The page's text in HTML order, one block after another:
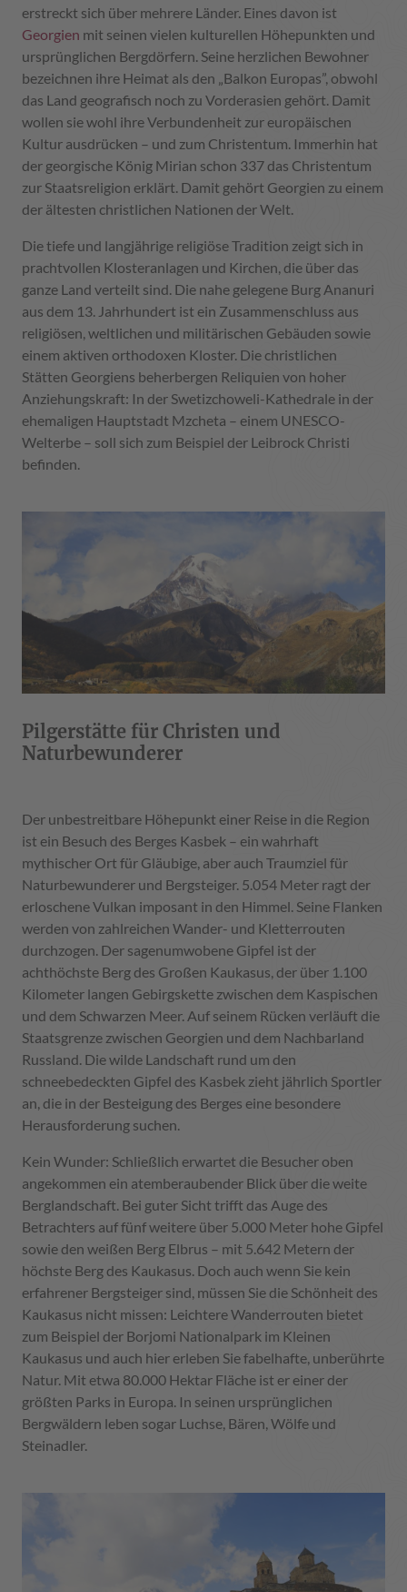
erstreckt sich über mehrere Länder. Eines davon ist
Georgien mit seinen vielen kulturellen Höhepunkten und
ursprünglichen Bergdörfern. Seine herzlichen Bewohner
bezeichnen ihre Heimat als den „Balkon Europas”, obwohl
das Land geografisch noch zu Vorderasien gehört. Damit
wollen sie wohl ihre Verbundenheit zur europäischen
Kultur ausdrücken – und zum Christentum. Immerhin hat
der georgische König Mirian schon 337 das Christentum
zur Staatsreligion erklärt. Damit gehört Georgien zu einem
der ältesten christlichen Nationen der Welt.
Die tiefe und langjährige religiöse Tradition zeigt sich in
prachtvollen Klosteranlagen und Kirchen, die über das
ganze Land verteilt sind. Die nahe gelegene Burg Ananuri
aus dem 13. Jahrhundert ist ein Zusammenschluss aus
religiösen, weltlichen und militärischen Gebäuden sowie
einem aktiven orthodoxen Kloster. Die christlichen
Stätten Georgiens beherbergen Reliquien von hoher
Anziehungskraft: In der Swetizchoweli-Kathedrale in der
ehemaligen Hauptstadt Mzcheta – einem UNESCO-
Welterbe – soll sich zum Beispiel der Leibrock Christi
befinden.
Pilgerstätte für Christen und
Naturbewunderer
Der unbestreitbare Höhepunkt einer Reise in die Region
ist ein Besuch des Berges Kasbek – ein wahrhaft
mythischer Ort für Gläubige, aber auch Traumziel für
Naturbewunderer und Bergsteiger. 5.054 Meter ragt der
erloschene Vulkan imposant in den Himmel. Seine Flanken
werden von zahlreichen Wander- und Kletterrouten
durchzogen. Der sagenumwobene Gipfel ist der
achthöchste Berg des Großen Kaukasus, der über 1.100
Kilometer langen Gebirgskette zwischen dem Kaspischen
und dem Schwarzen Meer. Auf seinem Rücken verläuft die
Staatsgrenze zwischen Georgien und dem Nachbarland
Russland. Die wilde Landschaft rund um den
schneebedeckten Gipfel des Kasbek zieht jährlich Sportler
an, die in der Besteigung des Berges eine besondere
Herausforderung suchen.
Kein Wunder: Schließlich erwartet die Besucher oben
angekommen ein atemberaubender Blick über die weite
Berglandschaft. Bei guter Sicht trifft das Auge des
Betrachters auf fünf weitere über 5.000 Meter hohe Gipfel
sowie den weißen Berg Elbrus – mit 5.642 Metern der
höchste Berg des Kaukasus. Doch auch wenn Sie kein
erfahrener Bergsteiger sind, müssen Sie die Schönheit des
Kaukasus nicht missen: Leichtere Wanderrouten bietet
zum Beispiel der Borjomi Nationalpark im Kleinen
Kaukasus und auch hier erleben Sie fabelhafte, unberührte
Natur. Mit etwa 80.000 Hektar Fläche ist er einer der
größten Parks in Europa. In seinen ursprünglichen
Bergwäldern leben sogar Luchse, Bären, Wölfe und
Steinadler.